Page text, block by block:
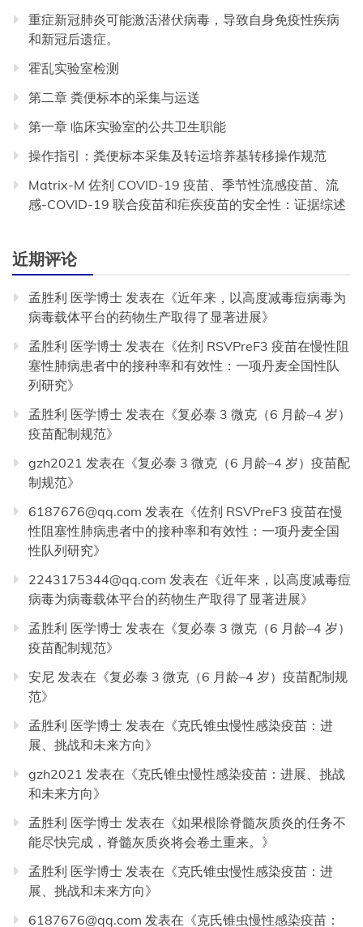
重症新冠肺炎可能激活潜伏病毒，导致自身免疫性疾病
和新冠后遗症。
霍乱实验室检测
第二章 粪便标本的采集与运送
第一章 临床实验室的公共卫生职能
操作指引：粪便标本采集及转运培养基转移操作规范
Matrix-M 佐剂 COVID-19 疫苗、季节性流感疫苗、流
感-COVID-19 联合疫苗和疟疾疫苗的安全性：证据综述
近期评论
孟胜利 医学博士 发表在《近年来，以高度减毒痘病毒为
病毒载体平台的药物生产取得了显著进展》
孟胜利 医学博士 发表在《佐剂 RSVPreF3 疫苗在慢性阻
塞性肺病患者中的接种率和有效性：一项丹麦全国性队
列研究》
孟胜利 医学博士 发表在《复必泰 3 微克（6 月龄–4 岁）
疫苗配制规范》
gzh2021 发表在《复必泰 3 微克（6 月龄–4 岁）疫苗配
制规范》
6187676@qq.com 发表在《佐剂 RSVPreF3 疫苗在慢
性阻塞性肺病患者中的接种率和有效性：一项丹麦全国
性队列研究》
2243175344@qq.com 发表在《近年来，以高度减毒痘
病毒为病毒载体平台的药物生产取得了显著进展》
孟胜利 医学博士 发表在《复必泰 3 微克（6 月龄–4 岁）
疫苗配制规范》
安尼 发表在《复必泰 3 微克（6 月龄–4 岁）疫苗配制规
范》
孟胜利 医学博士 发表在《克氏锥虫慢性感染疫苗：进
展、挑战和未来方向》
gzh2021 发表在《克氏锥虫慢性感染疫苗：进展、挑战
和未来方向》
孟胜利 医学博士 发表在《如果根除脊髓灰质炎的任务不
能尽快完成，脊髓灰质炎将会卷土重来。 》
孟胜利 医学博士 发表在《克氏锥虫慢性感染疫苗：进
展、挑战和未来方向》
6187676@qq.com 发表在《克氏锥虫慢性感染疫苗：